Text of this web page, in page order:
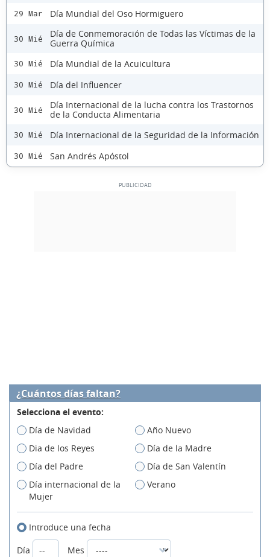
29 Mar Día Mundial del Oso Hormiguero
30 Mié
Día de Conmemoración de Todas las Víctimas de la
Guerra Química
30 Mié Día Mundial de la Acuicultura
30 Mié Día del Influencer
30 Mié
Día Internacional de la lucha contra los Trastornos
de la Conducta Alimentaria
30 Mié Día Internacional de la Seguridad de la Información
30 Mié San Andrés Apóstol
¿Cuántos días faltan?
Selecciona el evento:
Día de Navidad
Año Nuevo
Dia de los Reyes
Día de la Madre
Día del Padre
Día de San Valentín
Día internacional de la
Mujer
Verano
Introduce una fecha
Día
Mes